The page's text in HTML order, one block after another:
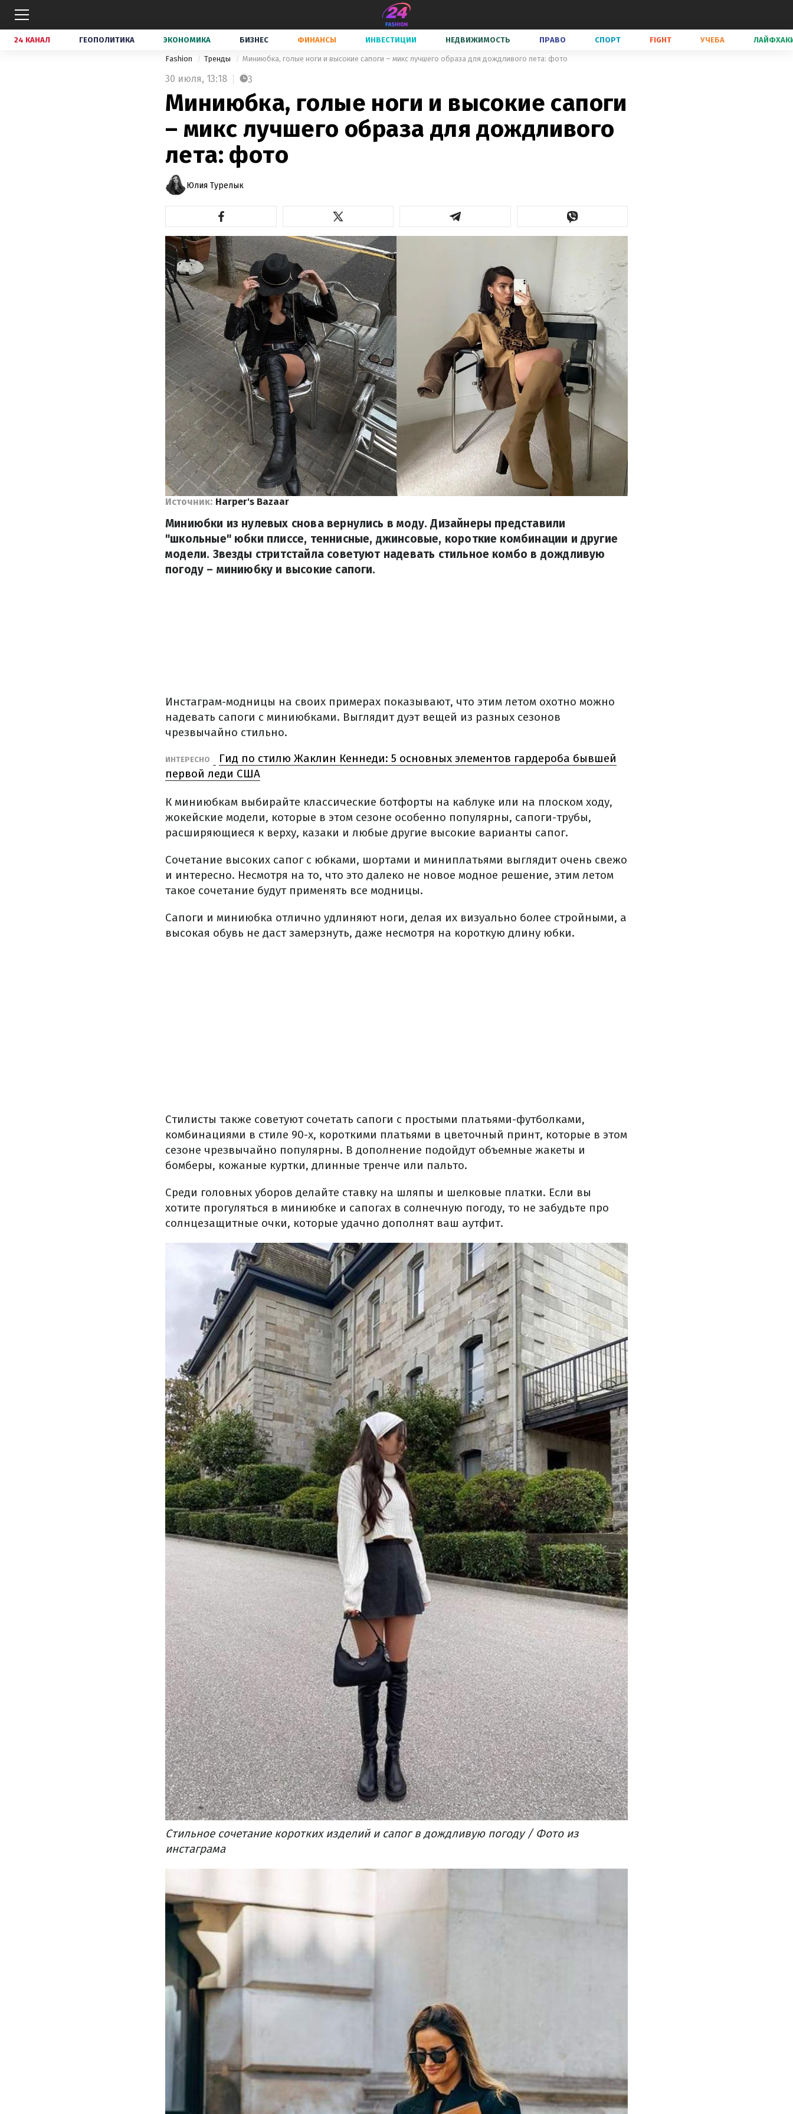
24 КАНАЛ ГЕОПОЛИТИКА ЭКОНОМИКА БИЗНЕС ФИНАНСЫ ИНВЕСТИЦИИ НЕДВИЖИМОСТЬ ПРАВО СПОРТ FIGHT УЧЕБА
Fashion Тренды Миниюбка, голые ноги и высокие сапоги – микс лучшего образа для дождливого лета: фото
30 июля, 13:18 3
Миниюбка, голые ноги и высокие сапоги
– микс лучшего образа для дождливого
лета: фото
Юлия Турелык
Источник: Harper's Bazaar
Миниюбки из нулевых снова вернулись в моду. Дизайнеры представили
"школьные" юбки плиссе, теннисные, джинсовые, короткие комбинации и другие
модели. Звезды стритстайла советуют надевать стильное комбо в дождливую
погоду – миниюбку и высокие сапоги.
Инстаграм-модницы на своих примерах показывают, что этим летом охотно можно
надевать сапоги с миниюбками. Выглядит дуэт вещей из разных сезонов
чрезвычайно стильно.
ИНТЕРЕСНО
Гид по стилю Жаклин Кеннеди: 5 основных элементов гардероба бывшей
первой леди США
К миниюбкам выбирайте классические ботфорты на каблуке или на плоском ходу,
жокейские модели, которые в этом сезоне особенно популярны, сапоги-трубы,
расширяющиеся к верху, казаки и любые другие высокие варианты сапог.
Сочетание высоких сапог с юбками, шортами и миниплатьями выглядит очень свежо
и интересно. Несмотря на то, что это далеко не новое модное решение, этим летом
такое сочетание будут применять все модницы.
Сапоги и миниюбка отлично удлиняют ноги, делая их визуально более стройными, а
высокая обувь не даст замерзнуть, даже несмотря на короткую длину юбки.
Стилисты также советуют сочетать сапоги с простыми платьями-футболками,
комбинациями в стиле 90-х, короткими платьями в цветочный принт, которые в этом
сезоне чрезвычайно популярны. В дополнение подойдут объемные жакеты и
бомберы, кожаные куртки, длинные тренче или пальто.
Среди головных уборов делайте ставку на шляпы и шелковые платки. Если вы
хотите прогуляться в миниюбке и сапогах в солнечную погоду, то не забудьте про
солнцезащитные очки, которые удачно дополнят ваш аутфит.
Стильное сочетание коротких изделий и сапог в дождливую погоду / Фото из
инстаграма